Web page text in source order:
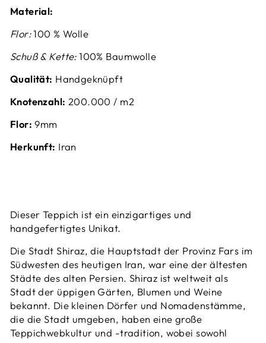
Material:
Flor:100 % Wolle
Schuß & Kette:100% Baumwolle
Qualität: Handgeknüpft
Knotenzahl: 200.000 / m2
Flor: 9mm
Herkunft: Iran
Dieser Teppich ist ein einzigartiges und
handgefertigtes Unikat.
Die Stadt Shiraz, die Hauptstadt der Provinz Fars im
Südwesten des heutigen Iran, war eine der ältesten
Städte des alten Persien. Shiraz ist weltweit als
Stadt der üppigen Gärten, Blumen und Weine
bekannt. Die kleinen Dörfer und Nomadenstämme,
die die Stadt umgeben, haben eine große
Teppichwebkultur und -tradition, wobei sowohl